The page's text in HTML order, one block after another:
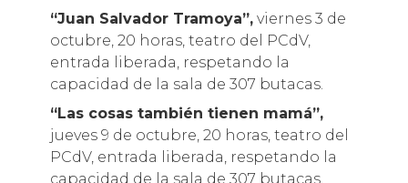
“Juan Salvador Tramoya”,viernes 3 de
octubre, 20 horas, teatro del PCdV,
entrada liberada, respetando la
capacidad de la sala de 307 butacas.
“Las cosas también tienen mamá”,
jueves 9 de octubre, 20 horas, teatro del
PCdV, entrada liberada, respetando la
capacidad de la sala de 307 butacas.